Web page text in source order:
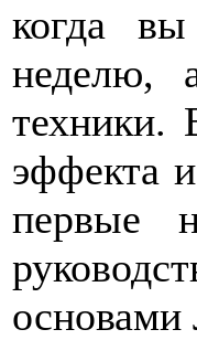
когда
неделю,
техники.
эффекта
первые